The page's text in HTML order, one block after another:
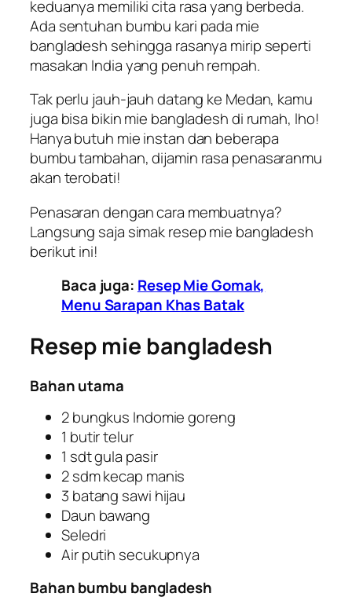
keduanya memiliki cita rasa yang berbeda.
Ada sentuhan bumbu kari pada mie
bangladesh sehingga rasanya mirip seperti
masakan India yang penuh rempah.
Tak perlu jauh-jauh datang ke Medan, kamu
juga bisa bikin mie bangladesh di rumah, lho!
Hanya butuh mie instan dan beberapa
bumbu tambahan, dijamin rasa penasaranmu
akan terobati!
Penasaran dengan cara membuatnya?
Langsung saja simak resep mie bangladesh
berikut ini!
Baca juga: Resep Mie Gomak,
Menu Sarapan Khas Batak
Resep mie bangladesh
Bahan utama
2 bungkus Indomie goreng
1 butir telur
1 sdt gula pasir
2 sdm kecap manis
3 batang sawi hijau
Daun bawang
Seledri
Air putih secukupnya
Bahan bumbu bangladesh